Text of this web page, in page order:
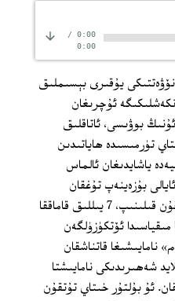
0:00
/
0:00
يۇقىرى بېسىملىق
ئۇچرىغان
بوۋىسى، ئاتاقلىق
تۈرمىسىدە ھاياتىدىن
ياشايدىغان ئالماس
بۇزەينەپ تۇغقان
يوقلاش ئۈچۈن ۋەتەنگە قايتقىنىدا تۇتقۇن قىلىنىپ، 7 يىللىق قاماققا
دۇنيا مىقياسىدا ئۆتكۈزۈلگەن
نامايىشىغا قاتناشقان
شەھىرىدىكى نامايىشتا
ئۇ بۇلتۇر خىتاي تۇتقۇن